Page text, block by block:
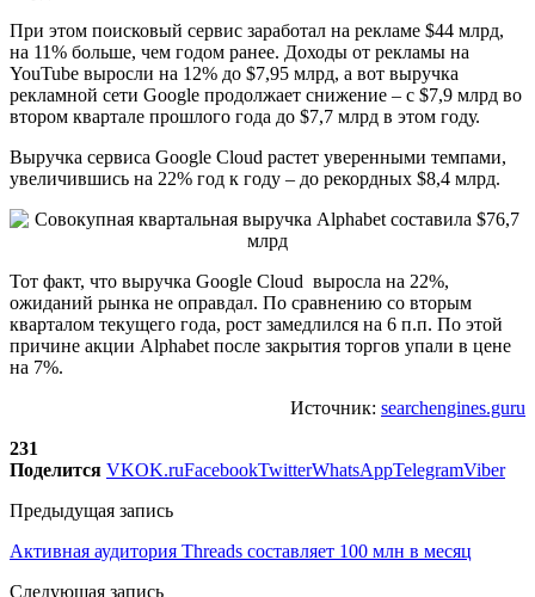
При этом поисковый сервис заработал на рекламе $44 млрд,
на 11% больше, чем годом ранее. Доходы от рекламы на
YouTube выросли на 12% до $7,95 млрд, а вот выручка
рекламной сети Google продолжает снижение – с $7,9 млрд во
втором квартале прошлого года до $7,7 млрд в этом году.
Выручка сервиса Google Cloud растет уверенными темпами,
увеличившись на 22% год к году – до рекордных $8,4 млрд.
Тот факт, что выручка Google Cloud выросла на 22%,
ожиданий рынка не оправдал. По сравнению со вторым
кварталом текущего года, рост замедлился на 6 п.п. По этой
причине акции Alphabet после закрытия торгов упали в цене
на 7%.
Источник: searchengines.guru
231
Поделится VKOK.ruFacebookTwitterWhatsAppTelegramViber
Предыдущая запись
Активная аудитория Threads составляет 100 млн в месяц
Следующая запись